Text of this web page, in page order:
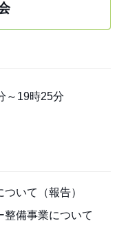
19時25分
いて（報告）
整備事業について